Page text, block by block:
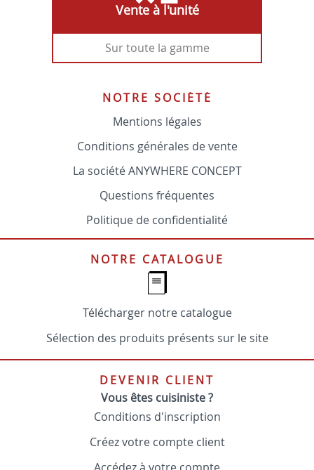
Vente à l'unité
Sur toute la gamme
NOTRE SOCIÉTÉ
Mentions légales
Conditions générales de vente
La société ANYWHERE CONCEPT
Questions fréquentes
Politique de confidentialité
NOTRE CATALOGUE
Télécharger notre catalogue
Sélection des produits présents sur le site
DEVENIR CLIENT
Vous êtes cuisiniste ?
Conditions d'inscription
Créez votre compte client